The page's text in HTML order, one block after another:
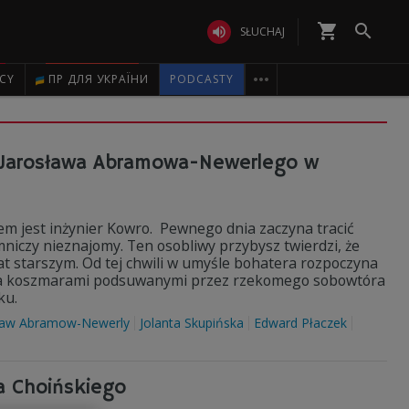
 SŁUCHAJ shopping_cart 
ПР ДЛЯ УКРАЇНИ PODCASTY 
Abramowa-Newerlego w
jest inżynier Kowro. Pewnego dnia zaczyna tracić
nieznajomy. Ten osobliwy przybysz twierdzi, że
starszym. Od tej chwili w umyśle bohatera rozpoczyna
podsuwanymi przez rzekomego sobowtóra
Abramow-Newerly Jolanta Skupińska Edward Płaczek
Choińskiego